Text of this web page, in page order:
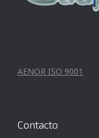
AENOR ISO 9001
Contacto